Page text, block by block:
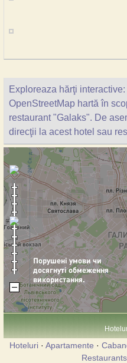
Exploreaza hărţi
OpenStreetMap hartă în
restaurant "Galaks". De
direcţii la acest hotel sau
Hoteluri· Apartamente ·
Restaurants